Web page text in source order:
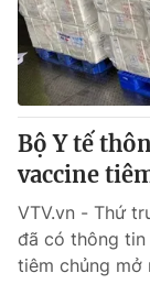
Bộ Y tế
vaccine
VTV.vn - Thứ
đã có thông
tiêm chủng mở